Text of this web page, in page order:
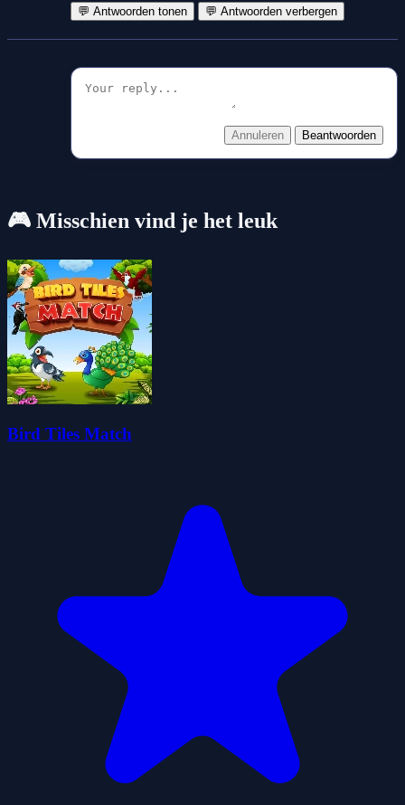
💬 Antwoorden tonen 💬 Antwoorden verbergen
Annuleren Beantwoorden
🎮 Misschien vind je het leuk
Bird Tiles Match